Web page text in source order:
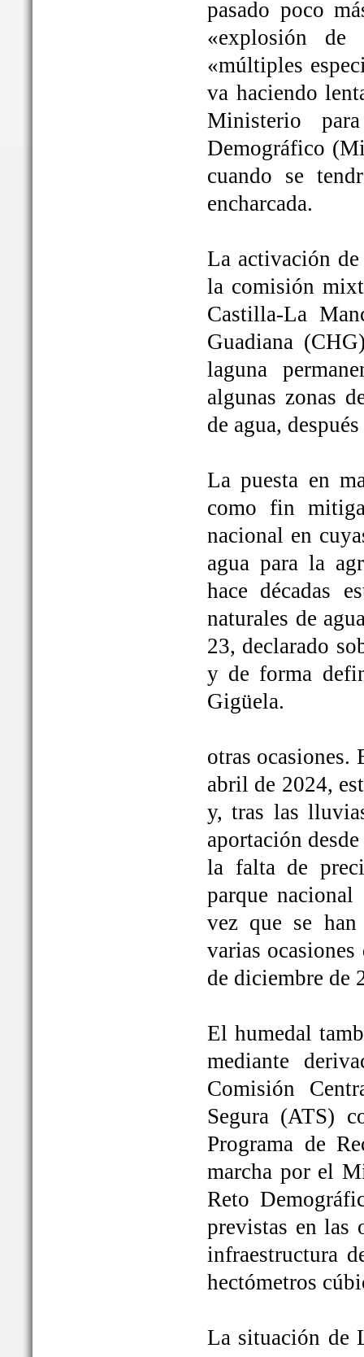
pasado poco
«explosión
«múltiples
va haciendo
Ministerio
Demográfico
cuando se
encharcada.
La activación
la comisión
Castilla-La
Guadiana
laguna
algunas zonas
de agua,
La puesta en
como fin
nacional en
agua para la
hace décadas
naturales de
23, declarado
y de forma
Gigüela.
otras ocasiones.
abril de 2024,
y, tras las
aportación
la falta de
parque
vez que se
varias
de diciembre de
El humedal
mediante
Comisión
Segura (ATS)
Programa de
marcha por el
Reto
previstas en las
infraestructura
hectómetros
La situación de